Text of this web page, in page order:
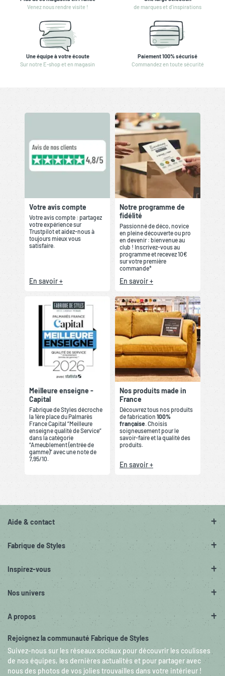
Venez nous rendre visite !
de marques et d'inspirations
Une équipe à votre écoute
Sur notre E-shop et en magasin
Paiement 100% sécurisé
Commandez en toute sécurité
Votre avis compte
Votre avis compte : partagez
votre expérience sur
Trustpilot et aidez-nous à
toujours mieux vous
satisfaire.
En savoir +
Notre programme de
fidélité
Passionné de déco, novice
en pleine découverte ou pro
en devenir : bienvenue au
club ! Inscrivez-vous au
programme et recevez 10€
sur votre première
commande*
En savoir +
Meilleure enseigne -
Capital
Fabrique de Styles décroche
la 1ère place du Palmarès
France Capital “Meilleure
enseigne qualité de Service”
dans la catégorie
“Ameublement (entrée de
gamme)” avec une note de
7,95/10.
Nos produits made in
France
Découvrez tous nos produits
de fabrication 100%
française . Choisis
soigneusement pour le
savoir-faire et la qualité des
produits.
En savoir +
Aide & contact
Fabrique de Styles
Inspirez-vous
Nos univers
A propos
Rejoignez la communauté Fabrique de Styles
Suivez-nous sur les réseaux sociaux pour découvrir les coulisses
de nos équipes, les dernières actualités et pour partager avec
nous des photos de vos jolies trouvailles dans votre intérieur !